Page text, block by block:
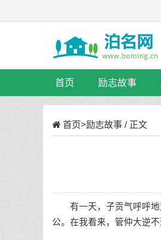
首页 励志故事
首页>励志故事 / 正文
有一天，子贡气呼呼地
公。在我看来，管仲大逆